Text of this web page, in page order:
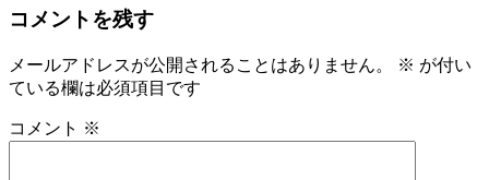
ビ
ゲ
シ
稿:
コメントを残す
メールアドレスが公開されることはありません。 ※ が付い
ている欄は必須項目です
コメント ※